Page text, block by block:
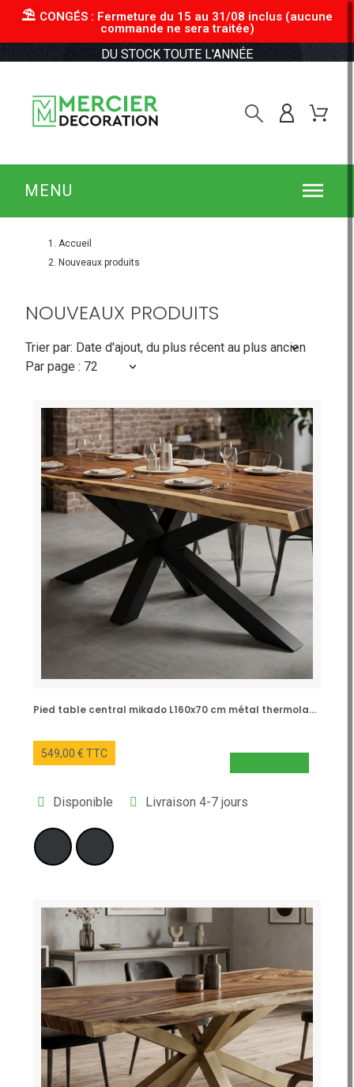
⛱︎ CONGÉS : Fermeture du 15 au 31/08 inclus (aucune
commande ne sera traitée)
DU STOCK TOUTE L'ANNÉE
MENU
Accueil
Nouveaux produits
NOUVEAUX PRODUITS
Trier par: Date d'ajout, du plus récent au plus ancien
Par page : 72
Pied table central mikado L160x70 cm métal thermolaqué noir
549,00 € TTC
Disponible Livraison 4-7 jours